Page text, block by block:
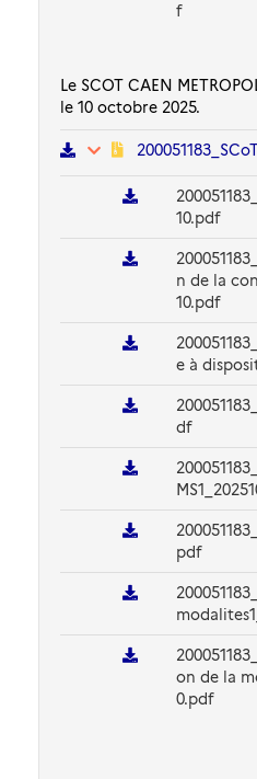
f
Le SCOT CAEN
le 10 octobre 2025.
10.pdf
n de la
10.pdf
e à
df
pdf
on de la
0.pdf